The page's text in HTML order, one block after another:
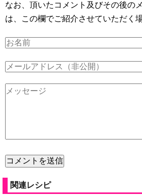
なお、頂いたコメント及びその後の
は、この欄でご紹介させていただく
関連レシピ